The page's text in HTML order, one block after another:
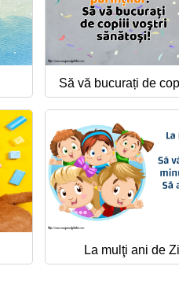
Să vă bucurați de
La mulţi ani de